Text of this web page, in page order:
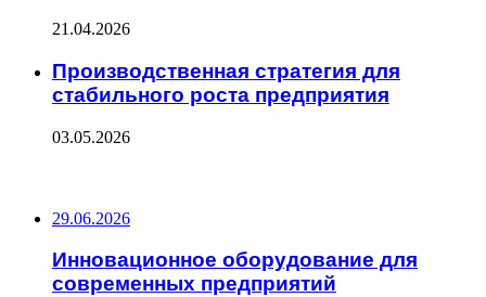
21.04.2026
Производственная стратегия для
стабильного роста предприятия
03.05.2026
29.06.2026
Инновационное оборудование для
современных предприятий